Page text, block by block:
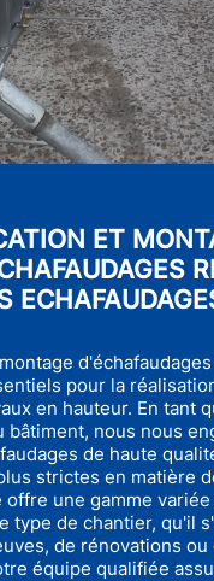
ET
pour la
en hauteur. En tant
bâtiment, nous nous
de haute
strictes en matière
une gamme
type de chantier, qu'il
de rénovations ou
équipe qualifiée